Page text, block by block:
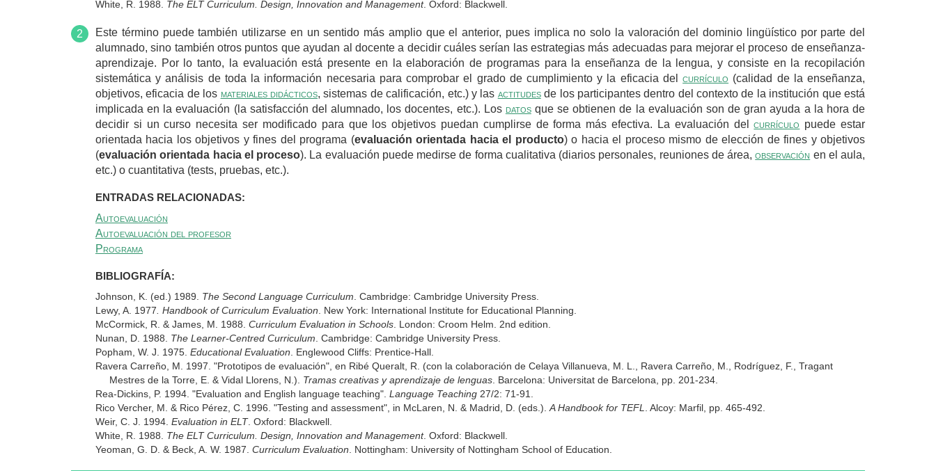
White, R. 1988. The ELT Curriculum. Design, Innovation and Management. Oxford: Blackwell.
Este término puede también utilizarse en un sentido más amplio que el anterior, pues implica no solo la valoración del dominio lingüístico por parte del
alumnado, sino también otros puntos que ayudan al docente a decidir cuáles serían las estrategias más adecuadas para mejorar el proceso de enseñanza-
aprendizaje. Por lo tanto, la evaluación está presente en la elaboración de programas para la enseñanza de la lengua, y consiste en la recopilación
sistemática y análisis de toda la información necesaria para comprobar el grado de cumplimiento y la eficacia delcurrículo (calidad de la enseñanza,
objetivos, eficacia de los materiales didácticos, sistemas de calificación, etc.) y las actitudesde los participantes dentro del contexto de la institución que está
implicada en la evaluación (la satisfacción del alumnado, los docentes, etc.). Los datosque se obtienen de la evaluación son de gran ayuda a la hora de
decidir si un curso necesita ser modificado para que los objetivos puedan cumplirse de forma más efectiva. La evaluación delcurrículo puede estar
orientada hacia los objetivos y fines del programa (evaluación orientada hacia el producto) o hacia el proceso mismo de elección de fines y objetivos
(evaluación orientada hacia el proceso). La evaluación puede medirse de forma cualitativa (diarios personales, reuniones de área,observación en el aula,
etc.) o cuantitativa (tests, pruebas, etc.).
ENTRADAS RELACIONADAS:
Autoevaluación
Autoevaluación del profesor
Programa
BIBLIOGRAFÍA:
Johnson, K. (ed.) 1989. The Second Language Curriculum . Cambridge: Cambridge University Press.
Lewy, A. 1977 . Handbook of Curriculum Evaluation . New York: International Institute for Educational Planning.
McCormick, R. & James, M. 1988. Curriculum Evaluation in Schools . London: Croom Helm. 2nd edition.
Nunan, D. 1988. The Learner-Centred Curriculum . Cambridge: Cambridge University Press.
Popham, W. J. 1975. Educational Evaluation . Englewood Cliffs: Prentice-Hall.
Ravera Carreño, M. 1997. "Prototipos de evaluación", en Ribé Queralt, R. (con la colaboración de Celaya Villanueva, M. L., Ravera Carreño, M., Rodríguez, F., Tragant
Mestres de la Torre, E. & Vidal Llorens, N.). Tramas creativas y aprendizaje de lenguas . Barcelona: Universitat de Barcelona, pp. 201-234.
Rea-Dickins, P. 1994. "Evaluation and English language teaching". Language Teaching 27/2: 71-91.
Rico Vercher, M. & Rico Pérez, C. 1996. "Testing and assessment", in McLaren, N. & Madrid, D. (eds.). A Handbook for TEFL
. Alcoy: Marfil, pp. 465-492.
Weir, C. J. 1994. Evaluation in ELT. Oxford: Blackwell.
White, R. 1988. The ELT Curriculum. Design, Innovation and Management. Oxford: Blackwell.
Yeoman, G. D. & Beck, A. W. 1987. Curriculum Evaluation . Nottingham: University of Nottingham School of Education.